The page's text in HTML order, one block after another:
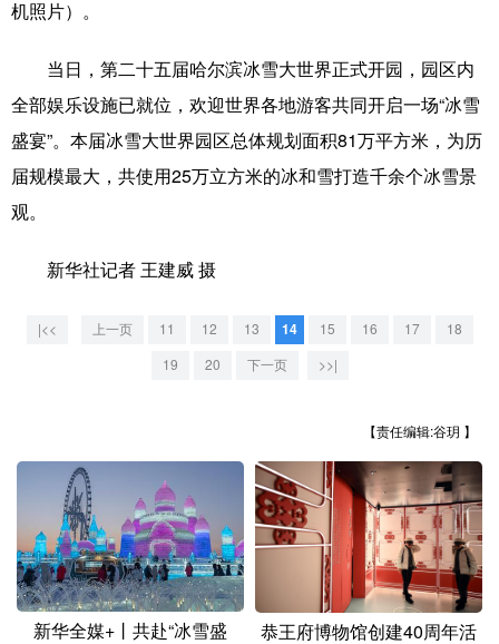
公益
文化产业
地方频道
河南 湖北 湖南
西藏
陕西 青海 宁夏
新疆 内蒙古 黑龙江
多语种频道
机照片）。
当日，第二十五届哈尔滨冰雪大世界正式开园，园区内
全部娱乐设施已就位，欢迎世界各地游客共同开启一场“冰雪
盛宴”。本届冰雪大世界园区总体规划面积81万平方米，为历
届规模最大，共使用25万立方米的冰和雪打造千余个冰雪景
观。
新华社记者 王建威 摄
|<< 上一页 11 12 13 14 15 16 17 18
19 20 下一页 >>|
【责任编辑:谷玥 】
新华全媒+丨共赴“冰雪盛
恭王府博物馆创建40周年活